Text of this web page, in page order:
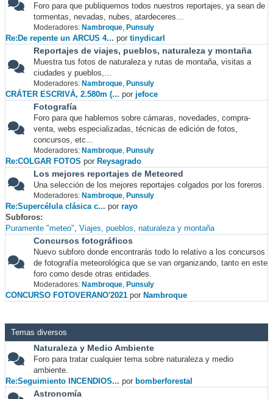
Foro para que publiquemos todos nuestros reportajes, ya sean de
tormentas, nevadas, nubes, atardeceres...
Moderadores: Nambroque, Punsuly
Re:De repente un ARCUS 4... por tinydicarl
Reportajes de viajes, pueblos, naturaleza y montaña
Muestra tus fotos de naturaleza y rutas de montaña, visitas a
ciudades y pueblos,...
Moderadores: Nambroque, Punsuly
CRÁTER ESCRIVÁ, 2.580m (... por jefoce
Fotografía
Foro para que hablemos sobre cámaras, novedades, compra-
venta, webs especializadas, técnicas de edición de fotos,
concursos, etc...
Moderadores: Nambroque, Punsuly
Re:COLGAR FOTOS por Reysagrado
Los mejores reportajes de Meteored
Una selección de los mejores reportajes colgados por los foreros.
Moderadores: Nambroque, Punsuly
Re:Supercélula clásica c... por rayo
Subforos
Puramente "meteo" Viajes, pueblos, naturaleza y montaña
Concursos fotográficos
Nuevo subforo donde encontrarás todo lo relativo a los concursos
de fotografía meteorológica que se van organizando, tanto en este
foro como desde otras entidades.
Moderadores: Nambroque, Punsuly
CONCURSO FOTOVERANO'2021 por Nambroque
Temas diversos
Naturaleza y Medio Ambiente
Foro para tratar cualquier tema sobre naturaleza y medio
ambiente.
Re:Seguimiento INCENDIOS... por bomberforestal
Astronomía